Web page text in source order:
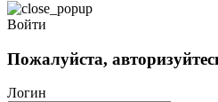
Войти
Пожалуйста,
Логин